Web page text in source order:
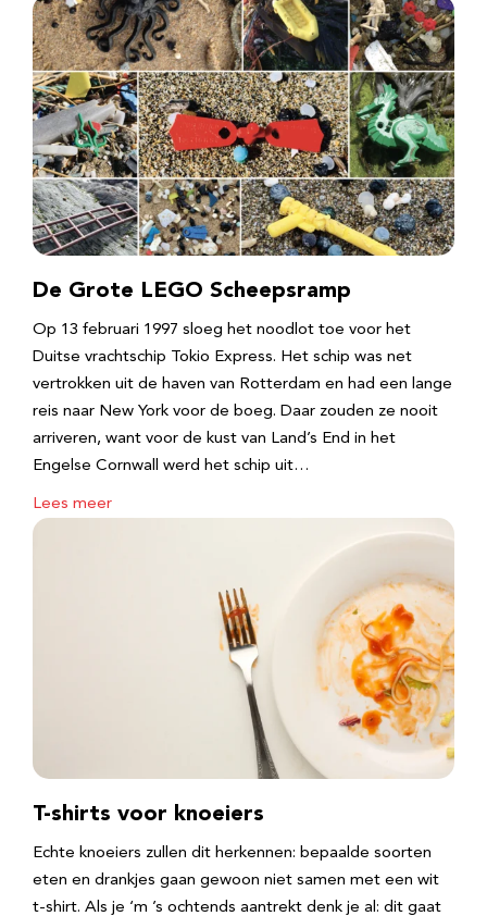
De Grote LEGO Scheepsramp
Op 13 februari 1997 sloeg het noodlot toe voor het
Duitse vrachtschip Tokio Express. Het schip was net
vertrokken uit de haven van Rotterdam en had een lange
reis naar New York voor de boeg. Daar zouden ze nooit
arriveren, want voor de kust van Land’s End in het
Engelse Cornwall werd het schip uit…
Lees meer
T-shirts voor knoeiers
Echte knoeiers zullen dit herkennen: bepaalde soorten
eten en drankjes gaan gewoon niet samen met een wit
t-shirt. Als je ‘m ’s ochtends aantrekt denk je al: dit gaat